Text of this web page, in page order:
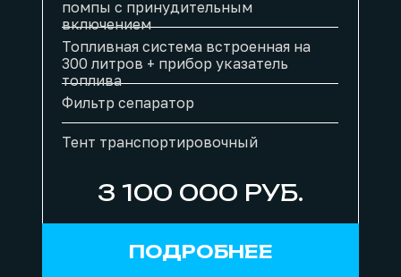
ПОДРОБНЕЕ
помпы с принудительным
включением
Тент транспортировочный
Фильтр сепаратор
Топливная система встроенная на
300 литров + прибор указатель
топлива
3 100 000 РУБ.